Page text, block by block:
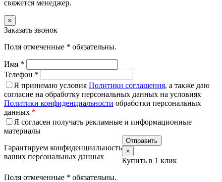
свяжется менеджер.
×
Заказать звонок
Поля отмеченные * обязательны.
Имя *
Телефон *
Я принимаю условия Политики соглашения, а также даю
согласие на обработку персональных данных на условиях
Политики конфиденциальности обработки персональных
данных *
Я согласен получать рекламные и информационные
материалы
Гарантируем конфиденциальность
ваших персональных данных
×
Купить в 1 клик
Поля отмеченные * обязательны.